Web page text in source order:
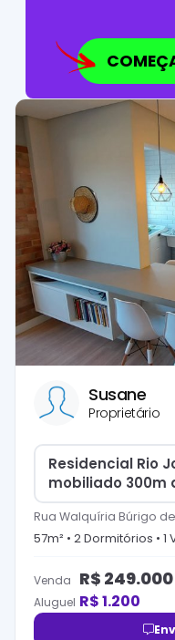
Susane
Proprietário
Residencial Rio
mobiliado 300m
Rua Walquíria Búrigo
57m² • 2Dormitórios • 1
Venda R$ 249.000
Aluguel R$1.200